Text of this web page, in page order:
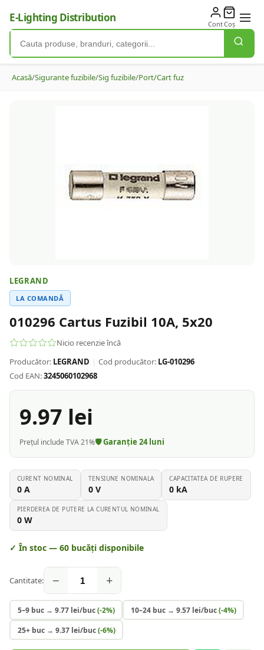
E-Lighting Distribution ContCoș
Acasă/Sigurante fuzibile/Sig fuzibile/Port/Cart fuz
LEGRAND
LA COMANDĂ
010296 Cartus Fuzibil 10A, 5x20
Nicio recenzie încă
Producător: LEGRAND | Cod producător: LG-010296
Cod EAN:3245060102968
9.97 lei
Prețul include TVA 21%🛡️ Garanție 24luni
CURENT NOMINAL
0 A
TENSIUNE NOMINALA
0V
CAPACITATEA DE RUPERE
0 kA
PIERDEREA DE PUTERE LA CURENTUL NOMINAL
0 W
✓ În stoc — 60 bucăți disponibile
Cantitate: − +
5–9 buc→ 9.77lei/buc(-2%) 10–24 buc→ 9.57lei/buc(-4%)
25+ buc→ 9.37lei/buc(-6%)